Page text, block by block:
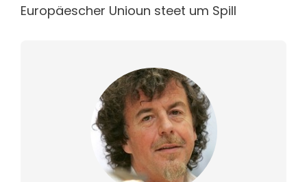
Europäescher Unioun steet um Spill